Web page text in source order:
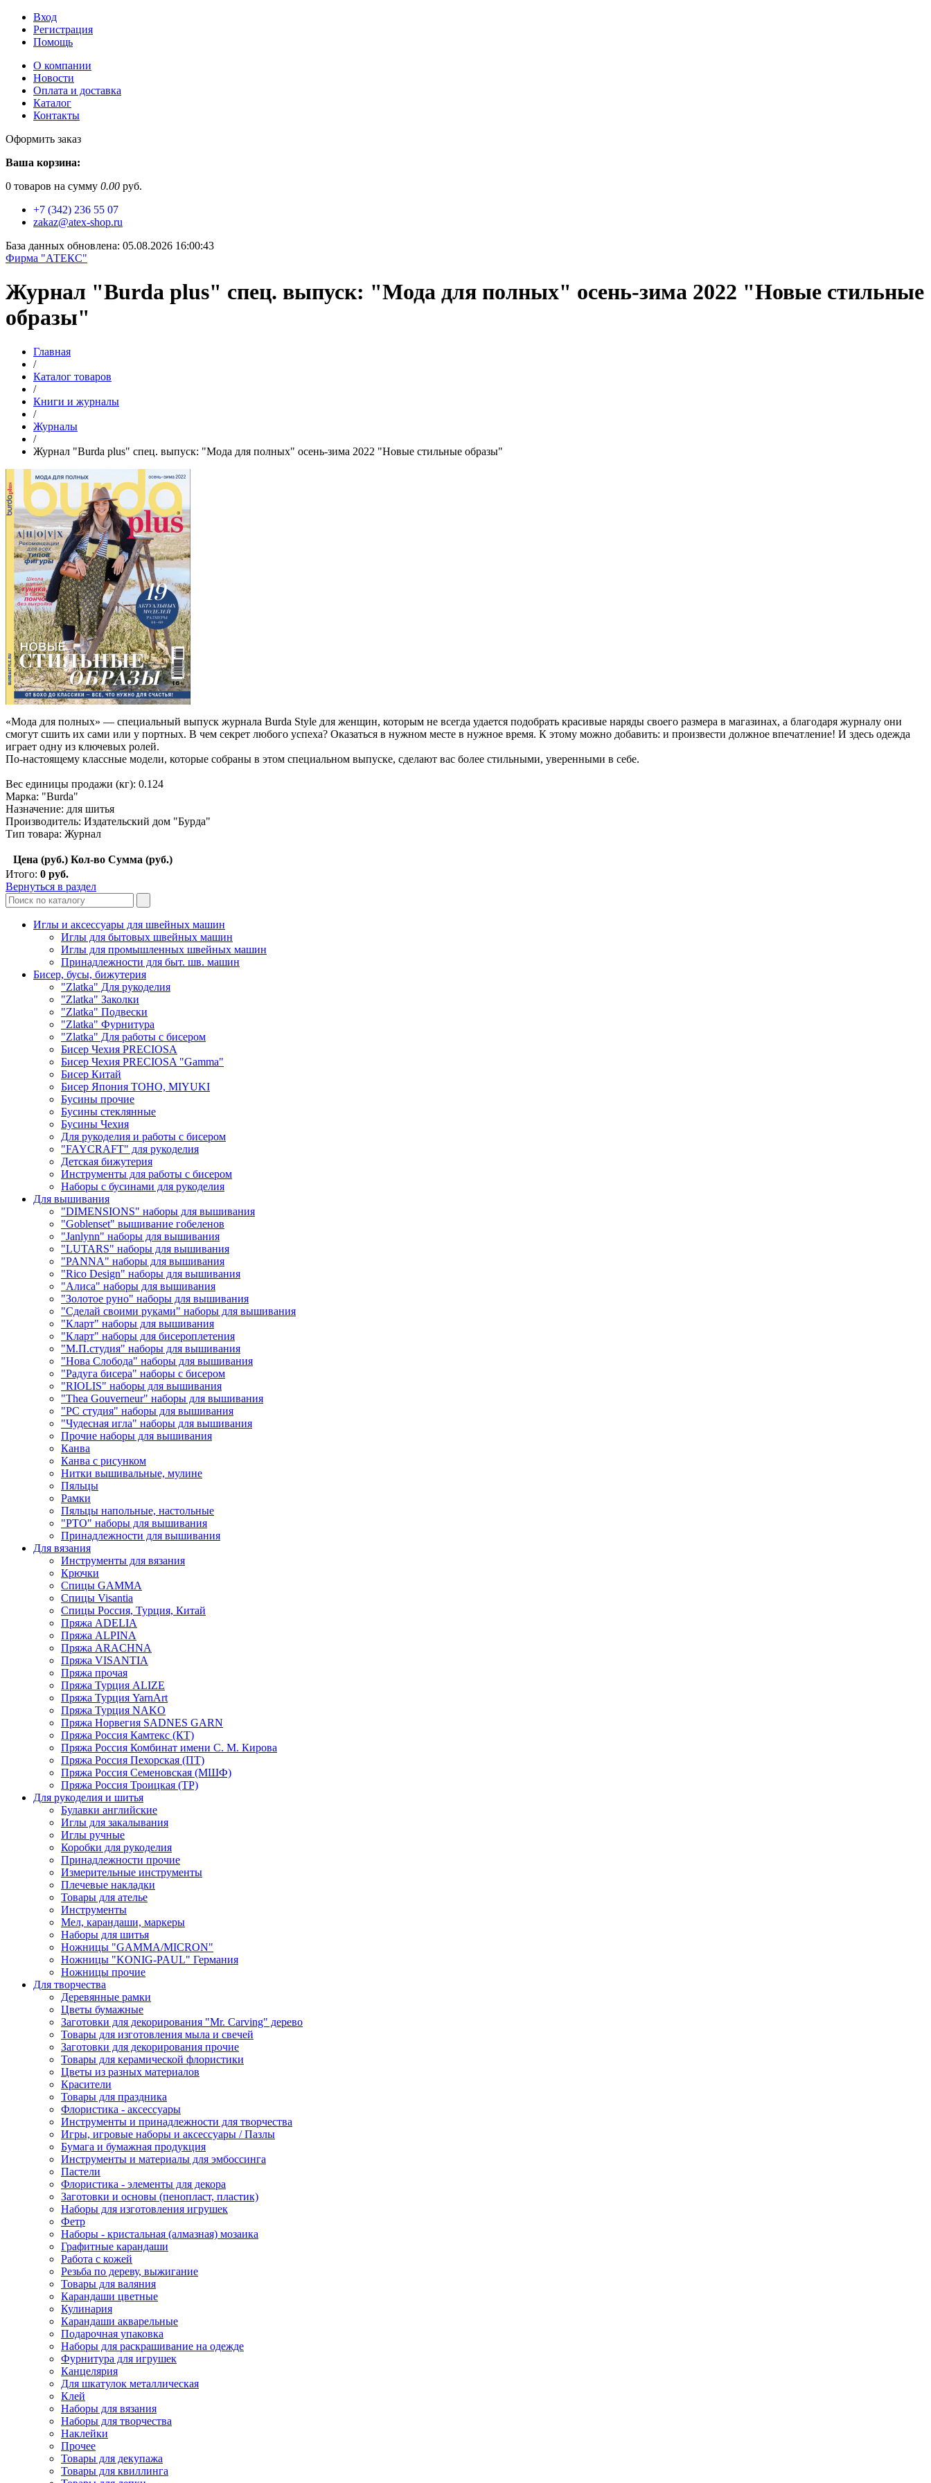
Вход
Регистрация
Помощь
О компании
Новости
Оплата и доставка
Каталог
Контакты
Оформить заказ
Ваша корзина:
0 товаров на сумму 0.00 руб.
+7 (342) 236 55 07
zakaz@atex-shop.ru
База данных обновлена: 05.08.2026 16:00:43
Фирма "АТЕКС"
Журнал "Burda plus" спец. выпуск: "Мода для полных" осень-зима 2022 "Новые стильные
образы"
Главная
/
Каталог товаров
/
Книги и журналы
/
Журналы
/
Журнал "Burda plus" спец. выпуск: "Мода для полных" осень-зима 2022 "Новые стильные образы"
«Мода для полных» — специальный выпуск журнала Burda Style для женщин, которым не всегда удается подобрать красивые наряды своего размера в магазинах, а благодаря журналу они
смогут сшить их сами или у портных. В чем секрет любого успеха? Оказаться в нужном месте в нужное время. К этому можно добавить: и произвести должное впечатление! И здесь одежда
играет одну из ключевых ролей.
По-настоящему классные модели, которые собраны в этом специальном выпуске, сделают вас более стильными, уверенными в себе.
Вес единицы продажи (кг): 0.124
Марка: "Burda"
Назначение: для шитья
Производитель: Издательский дом "Бурда"
Тип товара: Журнал
Цена (руб.) Кол-во Сумма (руб.)
Итого: 0 руб.
Вернуться в раздел
Иглы и аксессуары для швейных машин
Иглы для бытовых швейных машин
Иглы для промышленных швейных машин
Принадлежности для быт. шв. машин
Бисер, бусы, бижутерия
"Zlatka" Для рукоделия
"Zlatka" Заколки
"Zlatka" Подвески
"Zlatka" Фурнитура
"Zlatka" Для работы с бисером
Бисер Чехия PRECIOSA
Бисер Чехия PRECIOSA "Gamma"
Бисер Китай
Бисер Япония TOHO, MIYUKI
Бусины прочие
Бусины стеклянные
Бусины Чехия
Для рукоделия и работы с бисером
"FAYCRAFT" для рукоделия
Детская бижутерия
Инструменты для работы с бисером
Наборы с бусинами для рукоделия
Для вышивания
"DIMENSIONS" наборы для вышивания
"Goblenset" вышивание гобеленов
"Janlynn" наборы для вышивания
"LUTARS" наборы для вышивания
"PANNA" наборы для вышивания
"Rico Design" наборы для вышивания
"Алиса" наборы для вышивания
"Золотое руно" наборы для вышивания
"Сделай своими руками" наборы для вышивания
"Кларт" наборы для вышивания
"Кларт" наборы для бисероплетения
"М.П.студия" наборы для вышивания
"Нова Слобода" наборы для вышивания
"Радуга бисера" наборы с бисером
"RIOLIS" наборы для вышивания
"Thea Gouverneur" наборы для вышивания
"РС студия" наборы для вышивания
"Чудесная игла" наборы для вышивания
Прочие наборы для вышивания
Канва
Канва с рисунком
Нитки вышивальные, мулине
Пяльцы
Рамки
Пяльцы напольные, настольные
"РТО" наборы для вышивания
Принадлежности для вышивания
Для вязания
Инструменты для вязания
Крючки
Спицы GAMMA
Спицы Visantia
Спицы Россия, Турция, Китай
Пряжа ADELIA
Пряжа ALPINA
Пряжа ARACHNA
Пряжа VISANTIA
Пряжа прочая
Пряжа Турция ALIZE
Пряжа Турция YarnArt
Пряжа Турция NAKO
Пряжа Норвегия SADNES GARN
Пряжа Россия Камтекс (КТ)
Пряжа Россия Комбинат имени С. М. Кирова
Пряжа Россия Пехорская (ПТ)
Пряжа Россия Семеновская (МШФ)
Пряжа Россия Троицкая (ТР)
Для рукоделия и шитья
Булавки английские
Иглы для закалывания
Иглы ручные
Коробки для рукоделия
Принадлежности прочие
Измерительные инструменты
Плечевые накладки
Товары для ателье
Инструменты
Мел, карандаши, маркеры
Наборы для шитья
Ножницы "GAMMA/MICRON"
Ножницы "KONIG-PAUL" Германия
Ножницы прочие
Для творчества
Деревянные рамки
Цветы бумажные
Заготовки для декорирования "Mr. Carving" дерево
Товары для изготовления мыла и свечей
Заготовки для декорирования прочие
Товары для керамической флористики
Цветы из разных материалов
Красители
Товары для праздника
Флористика - аксессуары
Инструменты и принадлежности для творчества
Игры, игровые наборы и аксессуары / Пазлы
Бумага и бумажная продукция
Инструменты и материалы для эмбоссинга
Пастели
Флористика - элементы для декора
Заготовки и основы (пенопласт, пластик)
Наборы для изготовления игрушек
Фетр
Наборы - кристальная (алмазная) мозаика
Графитные карандаши
Работа с кожей
Резьба по дереву, выжигание
Товары для валяния
Карандаши цветные
Кулинария
Карандаши акварельные
Подарочная упаковка
Наборы для раскрашивание на одежде
Фурнитура для игрушек
Канцелярия
Для шкатулок металлическая
Клей
Наборы для вязания
Наборы для творчества
Наклейки
Прочее
Товары для декупажа
Товары для квиллинга